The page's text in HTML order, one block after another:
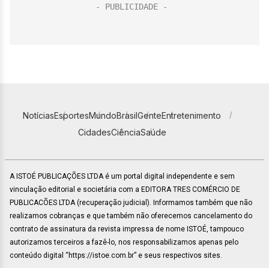
NotíciasEsportesMundoBrasilGenteEntretenimento
CidadesCiênciaSaúde
A ISTOÉ PUBLICAÇÕES LTDA é um portal digital independente e sem
vinculação editorial e societária com a EDITORA TRES COMÉRCIO DE
PUBLICACÕES LTDA (recuperação judicial). Informamos também que não
realizamos cobranças e que também não oferecemos cancelamento do
contrato de assinatura da revista impressa de nome ISTOÉ, tampouco
autorizamos terceiros a fazê-lo, nos responsabilizamos apenas pelo
conteúdo digital “https://istoe.com.br” e seus respectivos sites.